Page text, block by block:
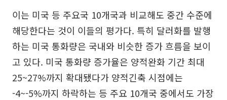
이는 미국 등 주요국 10개국과 비교해도 중간 수준에
해당한다는 것이 이들의 평가다. 특히 달러화를 발행
하는 미국 통화량은 국내와 비슷한 증가 흐름을 보이
고 있다. 미국 통화량 증가율은 양적완화 기간 최대
25~27%까지 확대됐다가 양적긴축 시점에는
-4~-5%까지 하락하는 등 주요 10개국 중에서도 가장